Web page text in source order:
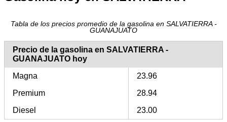
Tabla de los precios promedio de la gasolina en SALVATIERRA -
GUANAJUATO
Precio de la gasolina en SALVATIERRA -
GUANAJUATO hoy
Magna
23.96
Premium
28.94
Diesel
23.00